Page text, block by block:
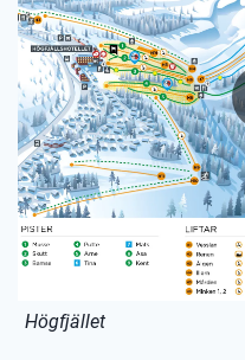
Högfjället